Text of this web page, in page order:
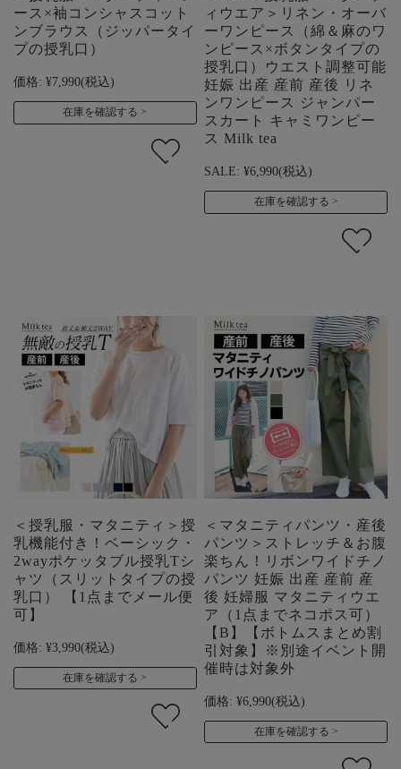
ース×袖コンシャスコット
ンブラウス（ジッパータイ
プの授乳口）
価格: ¥7,990(税込)
在庫を確認する
ィウエア＞リネン・オーバ
ーワンピース（綿＆麻のワ
ンピース×ボタンタイプの
授乳口）ウエスト調整可能
妊娠 出産 産前 産後 リネ
ンワンピース ジャンパー
スカート キャミワンピー
ス Milk tea
SALE: ¥6,990(税込)
在庫を確認する
＜授乳服・マタニティ＞授
乳機能付き！ベーシック・
2wayポケッタブル授乳Tシ
ャツ（スリットタイプの授
乳口） 【1点までメール便
可】
価格: ¥3,990(税込)
在庫を確認する
＜マタニティパンツ・産後
パンツ＞ストレッチ＆お腹
楽ちん！リボンワイドチノ
パンツ 妊娠 出産 産前 産
後 妊婦服 マタニティウエ
ア（1点までネコポス可）
【B】【ボトムスまとめ割
引対象】※別途イベント開
催時は対象外
価格: ¥6,990(税込)
在庫を確認する